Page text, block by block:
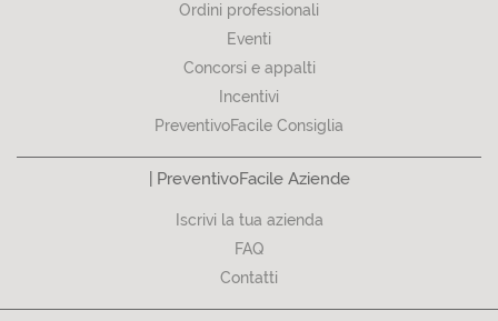
Ordini professionali
Eventi
Concorsi e appalti
Incentivi
PreventivoFacile Consiglia
| PreventivoFacile Aziende
Iscrivi la tua azienda
FAQ
Contatti